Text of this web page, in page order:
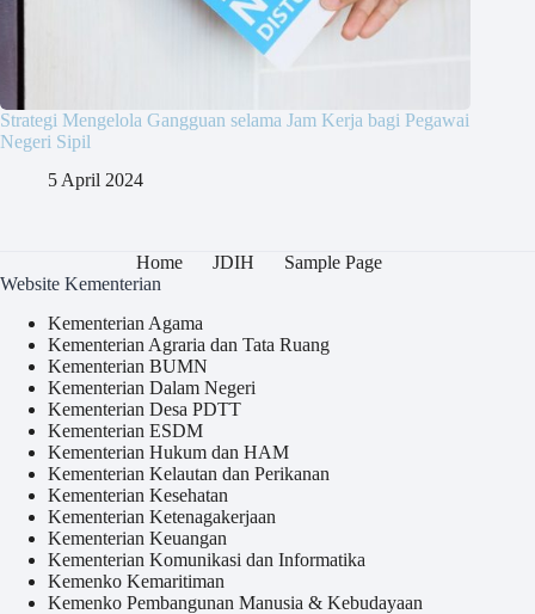
Strategi Mengelola Gangguan selama Jam Kerja bagi Pegawai
Negeri Sipil
5 April 2024
Home JDIH
Sample Page
Website Kementerian
Kementerian Agama
Kementerian Agraria dan Tata Ruang
Kementerian BUMN
Kementerian Dalam Negeri
Kementerian Desa PDTT
Kementerian ESDM
Kementerian Hukum dan HAM
Kementerian Kelautan dan Perikanan
Kementerian Kesehatan
Kementerian Ketenagakerjaan
Kementerian Keuangan
Kementerian Komunikasi dan Informatika
Kemenko Kemaritiman
Kemenko Pembangunan Manusia & Kebudayaan